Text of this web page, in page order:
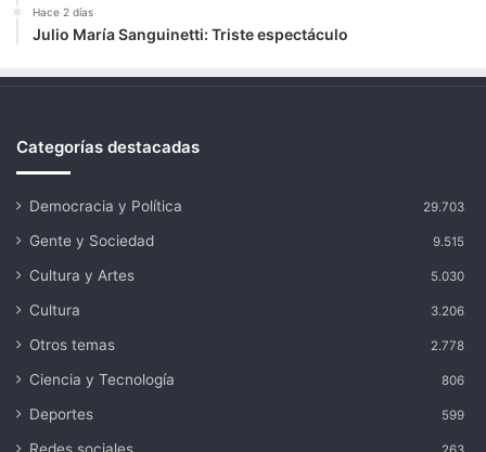
Hace 2 días
Julio María Sanguinetti: Triste espectáculo
Categorías destacadas
Democracia y Política 29.703
Gente y Sociedad 9.515
Cultura y Artes 5.030
Cultura 3.206
Otros temas 2.778
Ciencia y Tecnología 806
Deportes 599